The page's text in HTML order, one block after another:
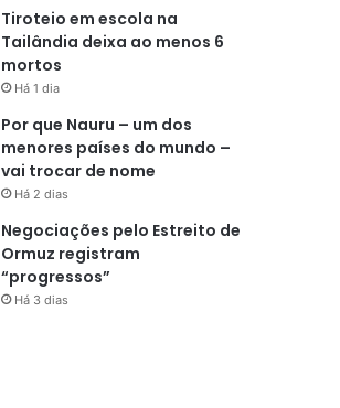
Tiroteio em escola na
Tailândia deixa ao menos 6
mortos
Há 1 dia
Por que Nauru – um dos
menores países do mundo –
vai trocar de nome
Há 2 dias
Negociações pelo Estreito de
Ormuz registram
“progressos”
Há 3 dias